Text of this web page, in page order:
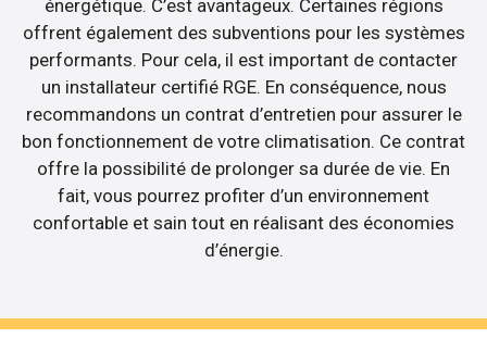
énergétique. C’est avantageux. Certaines régions
offrent également des subventions pour les systèmes
performants. Pour cela, il est important de contacter
un installateur certifié RGE. En conséquence, nous
recommandons un contrat d’entretien pour assurer le
bon fonctionnement de votre climatisation. Ce contrat
offre la possibilité de prolonger sa durée de vie. En
fait, vous pourrez profiter d’un environnement
confortable et sain tout en réalisant des économies
d’énergie.